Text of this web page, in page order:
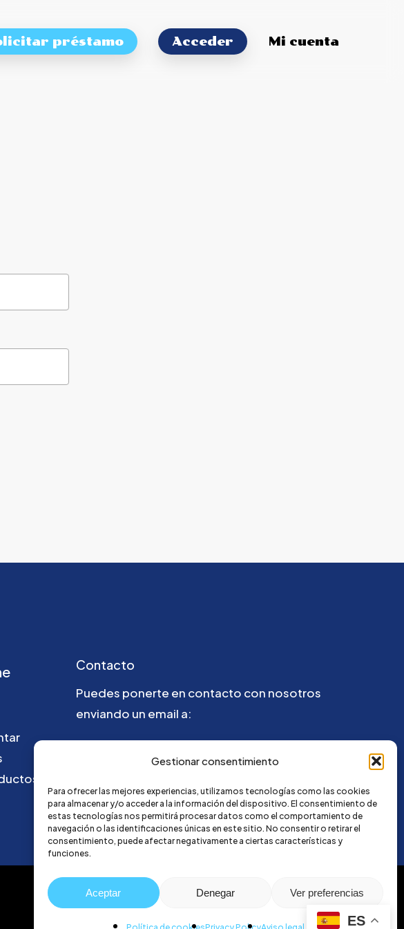
Gestionar consentimiento
Para ofrecer las mejores experiencias, utilizamos tecnologías como las cookies
para almacenar y/o acceder a la información del dispositivo. El consentimiento de
estas tecnologías nos permitirá procesar datos como el comportamiento de
navegación o las identificaciones únicas en este sitio. No consentir o retirar el
consentimiento, puede afectar negativamente a ciertas características y
funciones.
Aceptar Denegar Ver preferencias
préstamo Acceder Mi cuenta
Contacto
Puedes ponerte en contacto con nosotros
enviando un email a:
ES